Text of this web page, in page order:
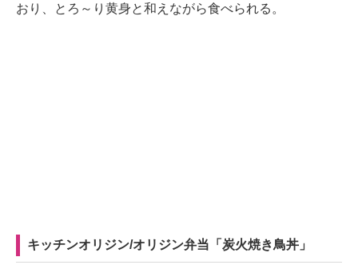
おり、とろ～り黄身と和えながら食べられる。
キッチンオリジン/オリジン弁当「炭火焼き鳥丼」